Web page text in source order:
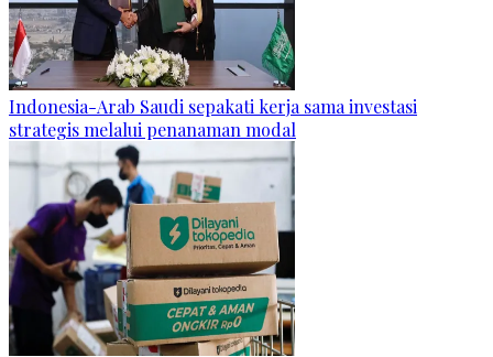
Indonesia-Arab Saudi sepakati kerja sama investasi
strategis melalui penanaman modal